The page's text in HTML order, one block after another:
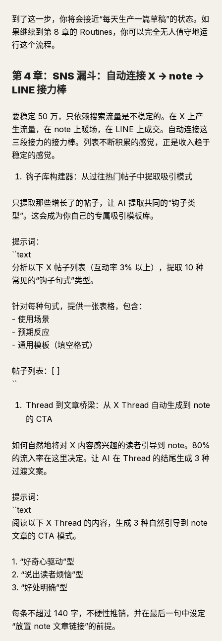
到了这一步，你将会接近“每天生产一篇草稿”的状态。如
果继续到第 8 章的 Routines，你可以完全无人值守地运
行这个流程。
第 4 章：SNS 漏斗：自动连接 X -> note ->
LINE 接力棒
要稳定 50 万，只依赖搜索流量是不稳定的。在 X 上产
生流量，在 note 上暖场，在 LINE 上成交。自动连接这
三段接力的接力棒。列表不断积累的感觉，正是收入趋于
稳定的感觉。
钩子库构建器：从过往热门帖子中提取吸引模式
只提取那些增长了的帖子，让 AI 提取共同的“钩子类
型”。这会成为你自己的专属吸引模板库。
提示词：
``text
分析以下 X 帖子列表（互动率 3% 以上），提取 10 种
常见的“钩子句式”类型。
针对每种句式，提供一张表格，包含：
- 使用场景
- 预期反应
- 通用模板（填空格式）
帖子列表：[ ]
``
Thread 到文章桥梁：从 X Thread 自动生成到 note
的 CTA
如何自然地将对 X 内容感兴趣的读者引导到 note。80%
的流入率在这里决定。让 AI 在 Thread 的结尾生成 3 种
过渡文案。
提示词：
``text
阅读以下 X Thread 的内容，生成 3 种自然引导到 note
文章的 CTA 模式。
1. “好奇心驱动”型
2. “说出读者烦恼”型
3. “好处明确”型
每条不超过 140 字，不硬性推销，并在最后一句中设定
“放置 note 文章链接”的前提。